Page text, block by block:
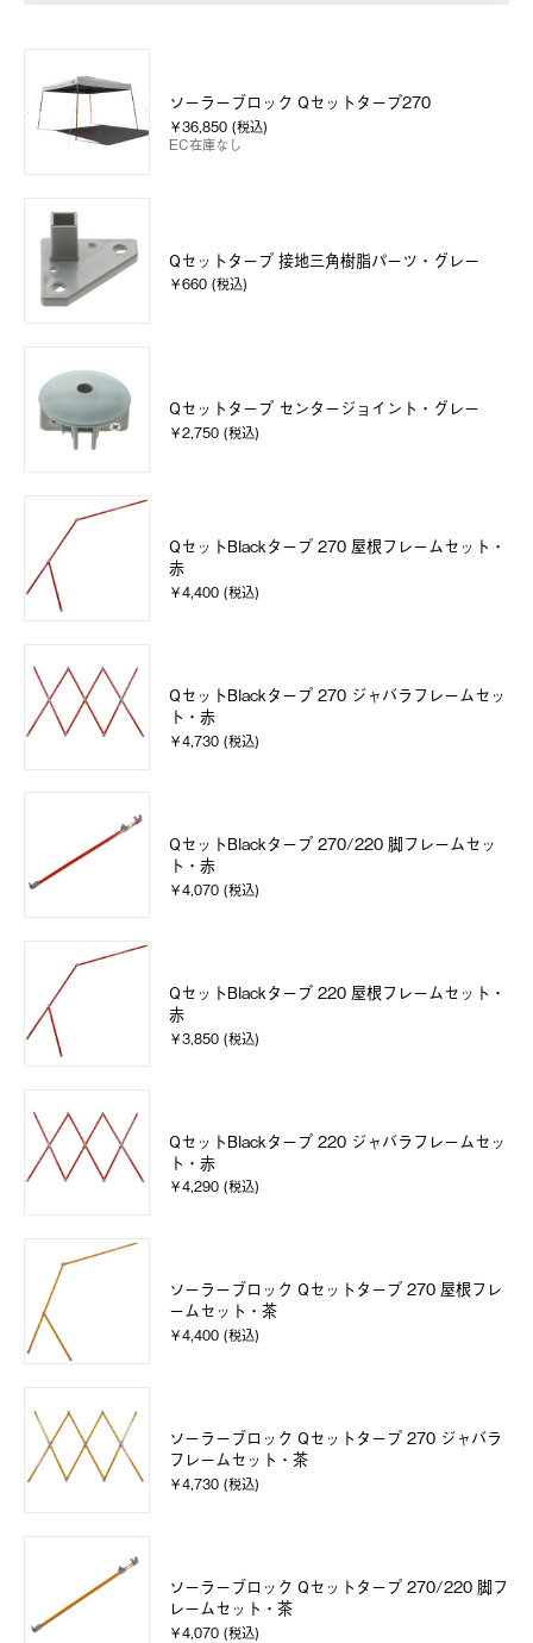
ソーラーブロック Qセットタープ270
￥36,850 (税込)
EC在庫なし
Qセットタープ 接地三角樹脂パーツ・グレー
￥660 (税込)
Qセットタープ センタージョイント・グレー
￥2,750 (税込)
QセットBlackタープ 270 屋根フレームセット・
赤
￥4,400 (税込)
QセットBlackタープ 270 ジャバラフレームセッ
ト・赤
￥4,730 (税込)
QセットBlackタープ 270/220 脚フレームセッ
ト・赤
￥4,070 (税込)
QセットBlackタープ 220 屋根フレームセット・
赤
￥3,850 (税込)
QセットBlackタープ 220 ジャバラフレームセッ
ト・赤
￥4,290 (税込)
ソーラーブロック Qセットタープ 270 屋根フレ
ームセット・茶
￥4,400 (税込)
ソーラーブロック Qセットタープ 270 ジャバラ
フレームセット・茶
￥4,730 (税込)
ソーラーブロック Qセットタープ 270/220 脚フ
レームセット・茶
￥4,070 (税込)